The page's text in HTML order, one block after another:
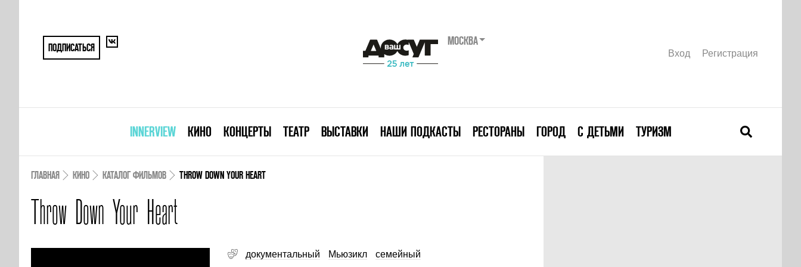
ПОДПИСАТЬСЯ
МОСКВА
Вход Регистрация
INNERVIEW КИНО КОНЦЕРТЫ ТЕАТР ВЫСТАВКИ НАШИ ПОДКАСТЫ РЕСТОРАНЫ ГОРОД С ДЕТЬМИ ТУРИЗМ
ГЛАВНАЯ КИНО КАТАЛОГ ФИЛЬМОВ THROW DOWN YOUR HEART
Throw Down Your Heart
документальный Мьюзикл
семейный